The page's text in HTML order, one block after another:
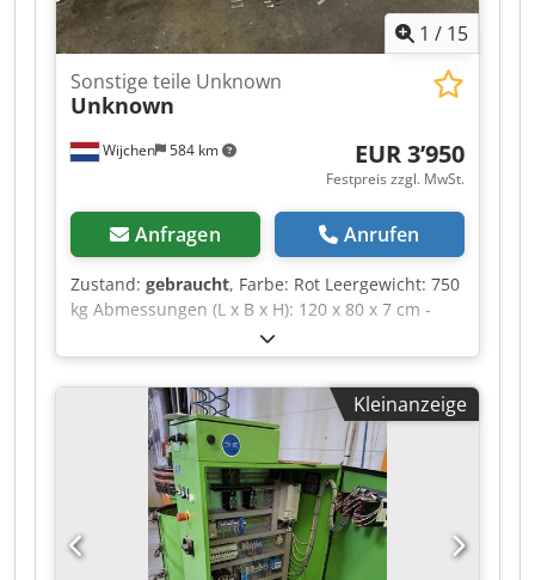
1 / 15
Wijchen 584 km
Sonstige teile Unknown
Unknown
EUR 3’950
Festpreis zzgl. MwSt.
Anfragen Anrufen
Zustand: gebraucht, Farbe: Rot Leergewicht: 750
kg Abmessungen (L x B x H): 120 x 80 x 7 cm -
Dokumentation verfügbar: Nein - CE-Zertifikat
vorhanden: Nein - Transportmaße: 1200mm x
800mm x 75mm (l x b x h) - Transportgewicht
[kg]: 750kg - Transportpakete [Stk.]: 1 Finanzielle
Informationen Mehrwertsteuer: Der angegebene
Preis versteht sich zzgl. Mehrwertsteuer
Mehrwertsteuer/Differenzbesteuerung:
Mehrwertsteuer abzugsfähig für Unternehmer
Lieferung und Inzahlungnahme jederzeit
möglich für alles aus dem Industriebereich
Kleinanzeige